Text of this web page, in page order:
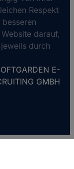
Respekt
darauf,
durch
E-
GMBH